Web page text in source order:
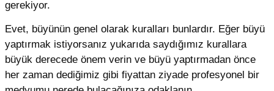
gerekiyor.
Evet, büyünün genel olarak kuralları bunlardır. Eğer büyü
yaptırmak istiyorsanız yukarıda saydığımız kurallara
büyük derecede önem verin ve büyü yaptırmadan önce
her zaman dediğimiz gibi fiyattan ziyade profesyonel bir